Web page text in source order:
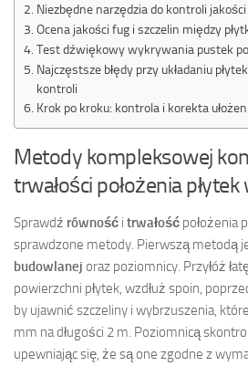
Niezbędne narzędzia do kontroli jakości
Ocena jakości fug i szczelin między
Test dźwiękowy wykrywania pustek
Najczęstsze błędy przy układaniu
kontroli
Krok po kroku: kontrola i korekta
Metody kompleksowej
trwałości położenia płytek
Sprawdź równość i trwałość położenia
sprawdzone metody. Pierwszą metodą
budowlanej oraz poziomnicy. Przyłóż
powierzchni płytek, wzdłuż spoin,
by ujawnić szczeliny i wybrzuszenia,
mm na długości 2 m. Poziomnicą
upewniając się, że są one zgodne z